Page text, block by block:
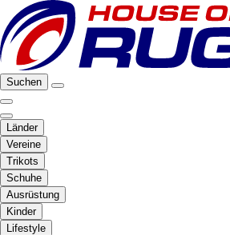
Suchen
Länder
Vereine
Trikots
Schuhe
Ausrüstung
Kinder
Lifestyle